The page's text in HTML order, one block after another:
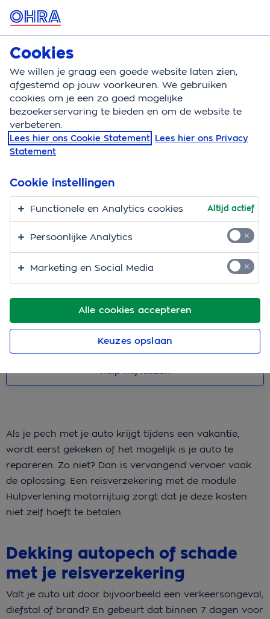
MENU
Kortlopende reisverzekering
Kortlopende reisverzekering Dekking
Hulpverlening auto en
motor
buitenland? En wil je hulp als je pech of schade hebt
en niet meer verder kunt reizen? Hulp en vergoeding
bij pech in het buitenland is niet standaard verzekerd
op jeautoverzekering. Met de extra dekking
Hulpverlening auto en motor kun je rekenen op
hulpverlening in alle landen op het internationaal
verzekeringsbewijs (IVB of groene kaart) van je
autoverzekering.
Bereken je premie
Help mij kiezen
Als je pech met je auto krijgt tijdens een vakantie,
wordt eerst gekeken of het mogelijk is je auto te
repareren. Zo niet? Dan is vervangend vervoer vaak
de oplossing. Een reisverzekering met de module
Hulpverlening motorrijtuig zorgt dat je deze kosten
niet zelf hoeft te betalen.
Dekking autopech of schade
met je reisverzekering
Valt je auto uit door bijvoorbeeld een verkeersongeval,
diefstal of brand? En gebeurt dat binnen 7 dagen voor
Cookies
We willen je graag een goede website laten zien,
afgestemd op jouw voorkeuren. We gebruiken
cookies om je een zo goed mogelijke
bezoekerservaring te bieden en om de website te
verbeteren.
Lees hier ons Cookie Statement Lees hier ons Privacy
Statement
Alle cookies accepteren
Cookie instellingen
Functionele en Analytics cookies Altijd actief
Persoonlijke Analytics
Marketing en Social Media
Keuzes opslaan